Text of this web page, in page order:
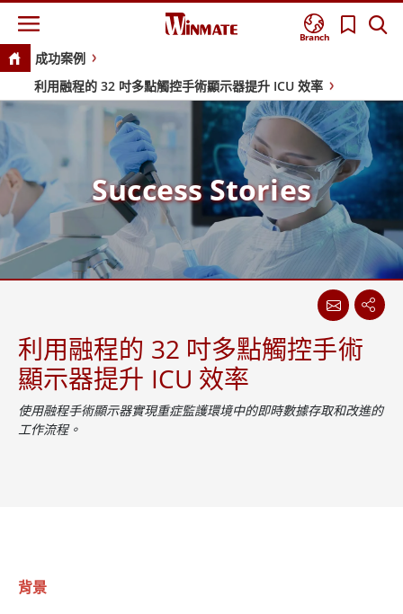
Branch
成功案例
利用融程的 32 吋多點觸控手術顯示器提升 ICU 效率
Success Stories
利用融程的 32 吋多點觸控手術
顯示器提升 ICU 效率
使用融程手術顯示器實現重症監護環境中的即時數據存取和改進的
工作流程。
背景